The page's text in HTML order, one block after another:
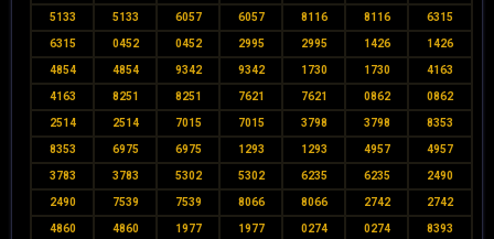
5133 5133 6057 6057 8116 8116 6315
6315 0452 0452 2995 2995 1426 1426
4854 4854 9342 9342 1730 1730 4163
4163 8251 8251 7621 7621 0862 0862
2514 2514 7015 7015 3798 3798 8353
8353 6975 6975 1293 1293 4957 4957
3783 3783 5302 5302 6235 6235 2490
2490 7539 7539 8066 8066 2742 2742
4860 4860 1977 1977 0274 0274 8393